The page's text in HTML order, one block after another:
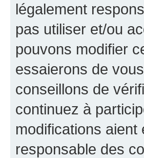
légalement
pas utiliser et/ou
pouvons modifier
essaierons de
conseillons de
continuez à
modifications aient
responsable des